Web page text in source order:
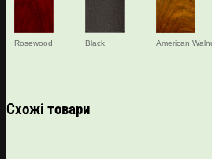
Rosewood Black American
Схожі товари